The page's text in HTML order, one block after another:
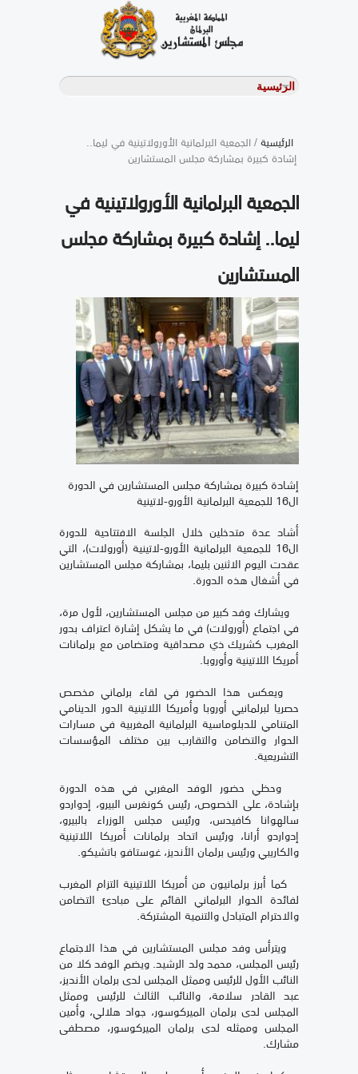
الرئيسية/ الجمعية البرلمانية الأورولاتينية في ليما..
إشادة كبيرة بمشاركة مجلس المستشارين
الجمعية البرلمانية الأورولاتينية في
ليما.. إشادة كبيرة بمشاركة مجلس
المستشارين
إشادة كبيرة بمشاركة مجلس المستشارين في الدورة
ال16 للجمعية البرلمانية الأورو-لاتينية
أشاد عدة متدخلين خلال الجلسة الافتتاحية للدورة
ال16 للجمعية البرلمانية الأورو-لاتينية (أورولات)، التي
عقدت اليوم الاثنين بليما، بمشاركة مجلس المستشارين
في أشغال هذه الدورة.
ويشارك وفد كبير من مجلس المستشارين، لأول مرة،
في اجتماع (أورولات) في ما يشكل إشارة اعتراف بدور
المغرب كشريك ذي مصداقية ومتضامن مع برلمانات
أمريكا اللاتينية وأوروبا.
ويعكس هذا الحضور في لقاء برلماني مخصص
حصريا لبرلمانيي أوروبا وأمريكا اللاتينية الدور الدينامي
المتنامي للدبلوماسية البرلمانية المغربية في مسارات
الحوار والتضامن والتقارب بين مختلف المؤسسات
التشريعية.
وحظي حضور الوفد المغربي في هذه الدورة
بإشادة، على الخصوص، رئيس كونغرس البيرو، إدواردو
سالهوانا كافيدس، ورئيس مجلس الوزراء بالبيرو،
إدواردو أرانا، ورئيس اتحاد برلمانات أمريكا اللاتينية
والكاريبي ورئيس برلمان الأنديز، غوستافو باتشيكو.
كما أبرز برلمانيون من أمريكا اللاتينية التزام المغرب
لفائدة الحوار البرلماني القائم على مبادئ التضامن
والاحترام المتبادل والتنمية المشتركة.
ويترأس وفد مجلس المستشارين في هذا الاجتماع
رئيس المجلس، محمد ولد الرشيد. ويضم الوفد كلا من
النائب الأول للرئيس وممثل المجلس لدى برلمان الأنديز،
عبد القادر سلامة، والنائب الثالث للرئيس وممثل
المجلس لدى برلمان الميركوسور، جواد هلالي، وأمين
المجلس وممثله لدى برلمان الميركوسور، مصطفى
مشارك.